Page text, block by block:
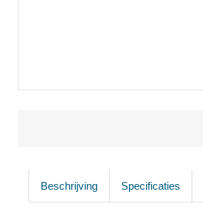
Beschrijving Specificaties